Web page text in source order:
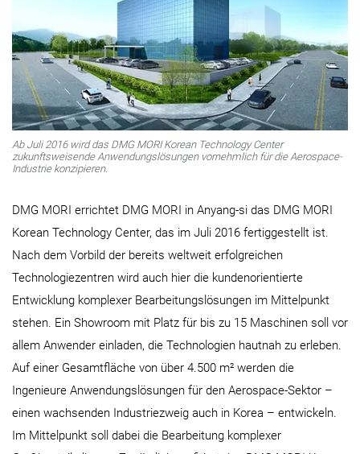
Ab Juli 2016 wird das DMG MORI Korean Technology Center
zukunftsweisende Anwendungslösungen vornehmlich für die Aerospace-
Industrie konzipieren.
DMG MORI errichtet DMG MORI in Anyang-si das DMG MORI
Korean Technology Center, das im Juli 2016 fertiggestellt ist.
Nach dem Vorbild der bereits weltweit erfolgreichen
Technologiezentren wird auch hier die kundenorientierte
Entwicklung komplexer Bearbeitungslösungen im Mittelpunkt
stehen. Ein Showroom mit Platz für bis zu 15 Maschinen soll vor
allem Anwender einladen, die Technologien hautnah zu erleben.
Auf einer Gesamtfläche von über 4.500 m² werden die
Ingenieure Anwendungslösungen für den Aerospace-Sektor –
einen wachsenden Industriezweig auch in Korea – entwickeln.
Im Mittelpunkt soll dabei die Bearbeitung komplexer